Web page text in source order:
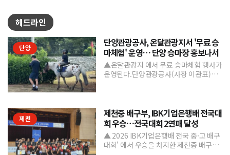
헤드라인
단양
단양관광공사, 온달관광지서 '무료 승
마체험' 운영… 단양 승마장 홍보나서
▲온달관광지 에서 무료 승마체험 행사가
운영된다.단양관광공사(사장 이관표)가
제천
제천중 배구부, IBK기업은행배 전국대
회 우승…전국대회 2연패 달성
▲ 2026 IBK기업은행배 전국 중·고 배구
대회' 에서 우승을 차지한 제천중 배구부.